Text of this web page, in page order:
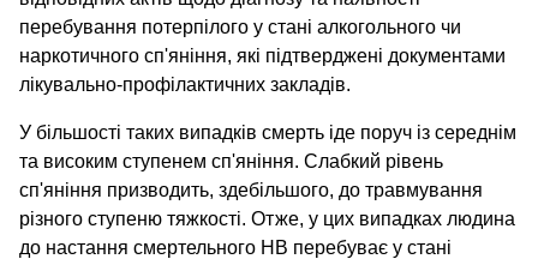
перебування потерпілого у стані алкогольного чи
наркотичного сп'яніння, які підтверджені документами
лікувально-профілактичних закладів.
У більшості таких випадків смерть іде поруч із середнім
та високим ступенем сп'яніння. Слабкий рівень
сп'яніння призводить, здебільшого, до травмування
різного ступеню тяжкості. Отже, у цих випадках людина
до настання смертельного НВ перебуває у стані